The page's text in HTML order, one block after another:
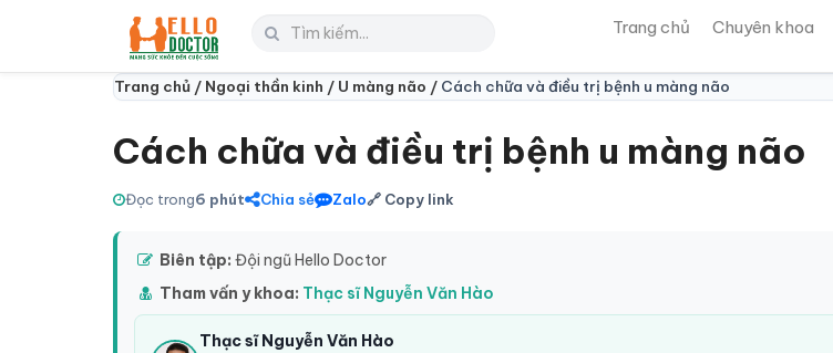
Trang chủ Chuyên khoa
Trang chủ / Ngoại thần kinh / U màng não / Cách chữa và điều trị bệnh u màng não
Cách chữa và điều trị bệnh u màng não
Đọc trong6 phút Chia sẻ Zalo🔗 Copy link
Biên tập: Đội ngũ Hello Doctor
Tham vấn y khoa: Thạc sĩ Nguyễn Văn Hào
Thạc sĩ Nguyễn Văn Hào